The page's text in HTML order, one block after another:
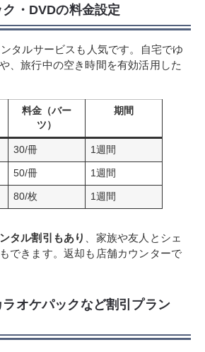
・DVDの料金設定
タルサービスも人気です。自宅でゆ
、旅行中の空き時間を有効活用した
料金（バー
ツ）
期間
30/冊 1週間
50/冊 1週間
80/枚 1週間
タル割引もあり
、家族や友人とシェ
できます。返却も店舗カウンターで
オケパックなど割引プラン